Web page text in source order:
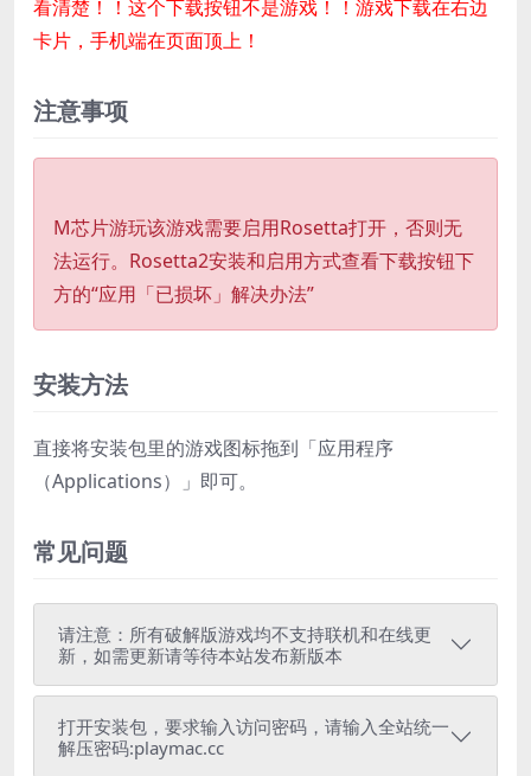
看清楚！！这个下载按钮不是游戏！！游戏下载在右边
卡片，手机端在页面顶上！
注意事项
M芯片游玩该游戏需要启用Rosetta打开，否则无
法运行。Rosetta2安装和启用方式查看下载按钮下
方的“应用「已损坏」解决办法”
安装方法
直接将安装包里的游戏图标拖到「应用程序
（Applications）」即可。
常见问题
请注意：所有破解版游戏均不支持联机和在线更
新，如需更新请等待本站发布新版本
打开安装包，要求输入访问密码，请输入全站统一
解压密码:playmac.cc